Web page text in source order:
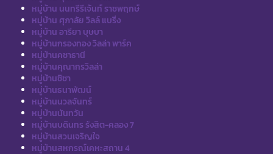
หมู่บ้าน นนทรีรีเจ้นท์ ราชพฤกษ์
หมู่บ้าน ศุภาลัย วิลล์ แบริ่ง
หมู่บ้าน อารียา บุษบา
หมู่บ้านกรองทอง วิลล่า พาร์ค
หมู่บ้านคชาธานี
หมู่บ้านคุณากรวิลล่า
หมู่บ้านชิชา
หมู่บ้านธนาพัฒน์
หมู่บ้านนวลจันทร์
หมู่บ้านนันทวัน
หมู่บ้านบดินทร รังสิต-คลอง 7
หมู่บ้านสวนเจริญใจ
หมู่บ้านสหกรณ์เคหะสถาน 4